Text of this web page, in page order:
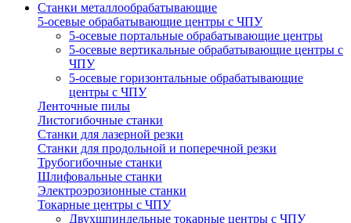
Станки металлообрабатывающие
5-осевые обрабатывающие центры с ЧПУ
5-осевые портальные обрабатывающие центры
5-осевые вертикальные обрабатывающие центры с
ЧПУ
5-осевые горизонтальные обрабатывающие
центры с ЧПУ
Ленточные пилы
Листогибочные станки
Станки для лазерной резки
Станки для продольной и поперечной резки
Трубогибочные станки
Шлифовальные станки
Электроэрозионные станки
Токарные центры с ЧПУ
Двухшпиндельные токарные центры с ЧПУ